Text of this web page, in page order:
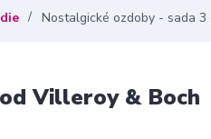
Nostalgické ozdoby - sada
Villeroy & Boch